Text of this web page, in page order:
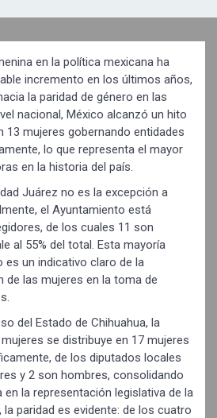
en la política mexicana ha
incremento en los últimos años,
la paridad de género en las
nacional, México alcanzó un hito
mujeres gobernando entidades
lo que representa el mayor
en la historia del país.
Juárez no es la excepción a
el Ayuntamiento está
de los cuales 11 son
al 55% del total. Esta mayoría
es un indicativo claro de la
de las mujeres en la toma de
del Estado de Chihuahua, la
se distribuye en 17 mujeres
de los diputados locales
y 2 son hombres, consolidando
la representación legislativa de la
la paridad es evidente: de los cuatro